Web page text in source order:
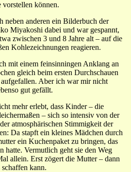
vorstellen können.
neben anderen ein Bilderbuch der
Miyakoshi dabei und war gespannt,
zwischen 3 und 8 Jahre alt – auf die
Kohlezeichnungen reagieren.
mit einem feinsinningen Anklang an
gleich beim ersten Durchschauen
aufgefallen. Aber ich war mir nicht
gut gefällt.
mehr erlebt, dass Kinder – die
– sich so intensiv von der
atmosphärischen Stimmigkeit der
Da stapft ein kleines Mädchen durch
ein Kuchenpaket zu bringen, das
hatte. Vermutlich geht sie den Weg
allein. Erst zögert die Mutter – dann
schaffen kann.